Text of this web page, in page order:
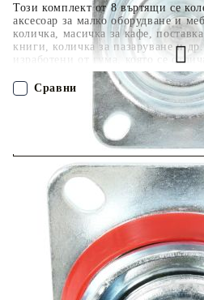
Този комплект от 8 въртящи се
аксесоар за малко оборудване и
количка, масичка за кафе,
книги, количка за пазаруване и
изработени от гума, която се
удар и вибрации, което позволява
гладко и тихо. Освен това техните
ефективно предпазват вашия под
желязната рамка с поцинковано
на ръжда и по този начин
издръжливостта на колелцата.
товароносимост до 150 кг.
ПОРЪЧАЙ БЕЗ
Наш представител ще се свърже с
277986
Оцени продукта
Сравни